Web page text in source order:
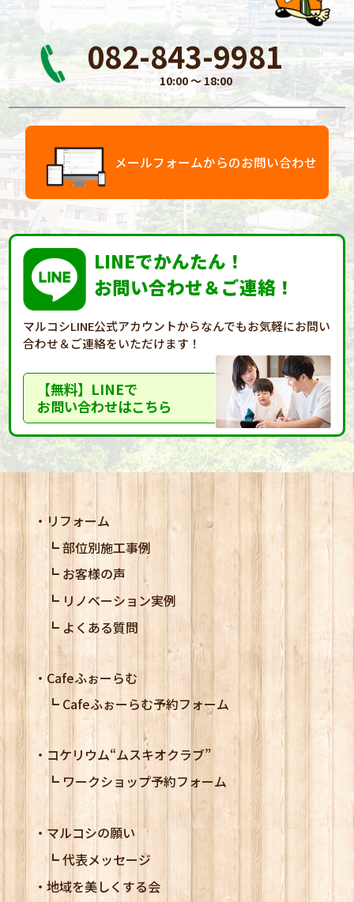
082-843-9981
10:00 〜 18:00
メールフォームからのお問い合わせ
LINEでかんたん！
お問い合わせ＆ご連絡！
マルコシLINE公式アカウントからなんでもお気軽にお問い
合わせ＆ご連絡をいただけます！
【無料】LINEで
お問い合わせはこちら
リフォーム
部位別施工事例
お客様の声
リノベーション実例
よくある質問
Cafeふぉーらむ
Cafeふぉーらむ予約フォーム
コケリウム“ムスキオクラブ”
ワークショップ予約フォーム
マルコシの願い
代表メッセージ
地域を美しくする会